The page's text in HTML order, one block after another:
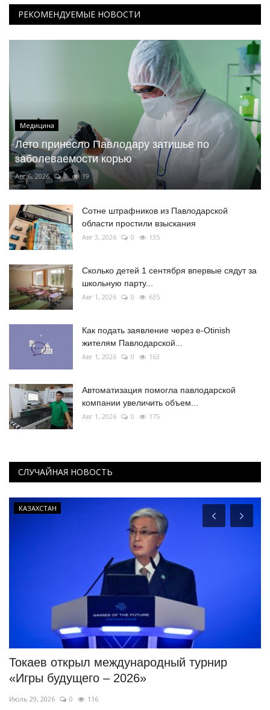
РЕКОМЕНДУЕМЫЕ НОВОСТИ
Медицина
Лето принесло Павлодару затишье по
заболеваемости корью
Авг 6, 2026 0 19
Сотне штрафников из Павлодарской
области простили взыскания
Авг 3, 2026 0 135
Сколько детей 1 сентября впервые сядут за
школьную парту...
Авг 1, 2026 0 635
Как подать заявление через e-Otinish
жителям Павлодарской...
Авг 1, 2026 0 163
Автоматизация помогла павлодарской
компании увеличить объем...
Авг 1, 2026 0 175
СЛУЧАЙНАЯ НОВОСТЬ
КАЗАХСТАН
Токаев открыл международный турнир
«Игры будущего – 2026»
Июль 29, 2026 0 116